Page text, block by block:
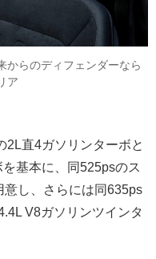
からのディフェンダーなら
ア
2L直4ガソリンターボと
基本に、同525psのス
意し、さらには同635ps
V8ガソリンツインタ